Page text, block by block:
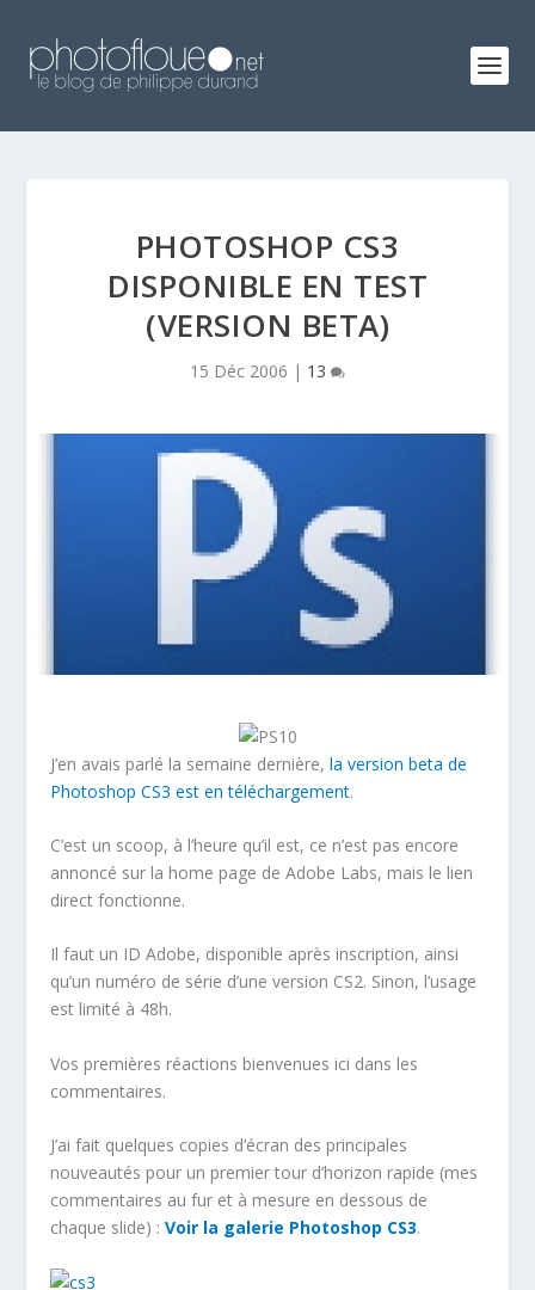
PHOTOSHOP CS3
DISPONIBLE EN TEST
(VERSION BETA)
15 Déc 2006 | 13
J’en avais parlé la semaine dernière,la version beta de
Photoshop CS3 est en téléchargement.
C’est un scoop, à l’heure qu’il est, ce n’est pas encore
annoncé sur la home page de Adobe Labs, mais le lien
direct fonctionne.
Il faut un ID Adobe, disponible après inscription, ainsi
qu’un numéro de série d’une version CS2. Sinon, l’usage
est limité à 48h.
Vos premières réactions bienvenues ici dans les
commentaires.
J’ai fait quelques copies d’écran des principales
nouveautés pour un premier tour d’horizon rapide (mes
commentaires au fur et à mesure en dessous de
chaque slide) :Voir la galerie Photoshop CS3.